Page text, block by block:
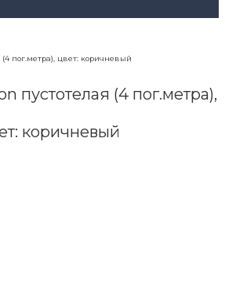
пустотелая (4 пог.метра),
коричневый